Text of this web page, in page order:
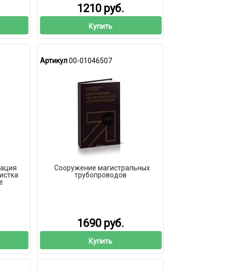
1210 руб.
Купить
Артикул00-01046507
Сооружение магистральных
трубопроводов
1690 руб.
Купить